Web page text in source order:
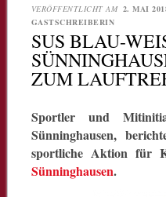
VERÖFFENTLICHT AM 2. MAI
GASTSCHREIBERIN
SUS BLAU-
UM
Sportler und
Sünninghausen,
sportliche Aktion für
Sünninghausen.